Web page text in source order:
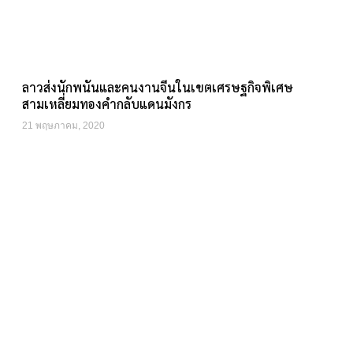
ลาวส่งนักพนันและคนงานจีนในเขตเศรษฐกิจพิเศษ
สามเหลี่ยมทองคำกลับแดนมังกร
21 พฤษภาคม, 2020